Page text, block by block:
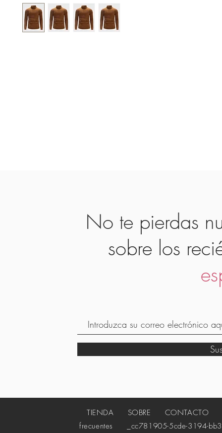
No te pierdas
sobre los
TIENDA SOBRE CONTACTO
frecuentes
_cc781905-5cde-3194-